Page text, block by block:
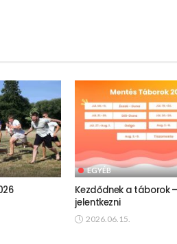
EGYÉB
Kezdődnek a táborok
jelentkezni
2026.06.15.